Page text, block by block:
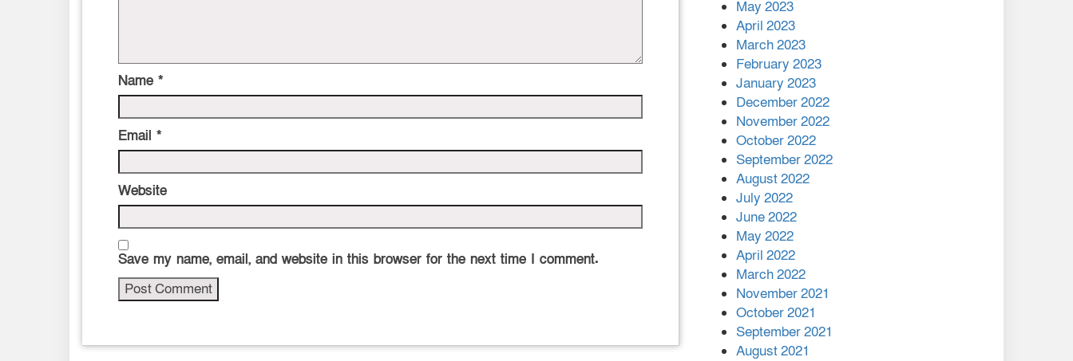
Name *
Email *
Website
Save my name, email, and website in this browser for the next time I comment.
May 2023
April 2023
March 2023
February 2023
January 2023
December 2022
November 2022
October 2022
September 2022
August 2022
July 2022
June 2022
May 2022
April 2022
March 2022
November 2021
October 2021
September 2021
August 2021